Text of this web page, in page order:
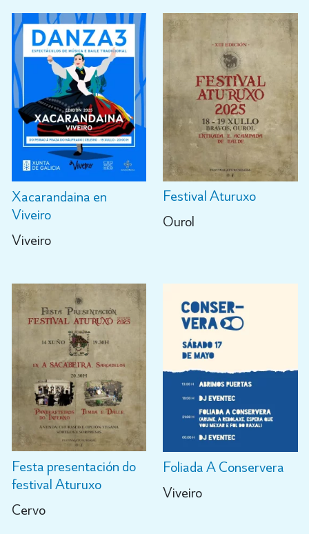
Xacarandaina en
Viveiro
Viveiro
Festival Aturuxo
Ourol
Festa presentación do
festival Aturuxo
Cervo
Foliada A Conservera
Viveiro